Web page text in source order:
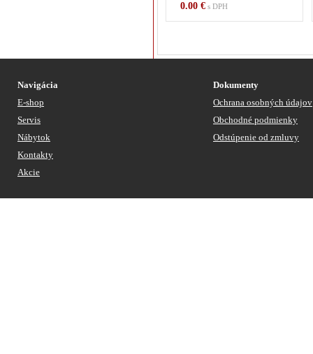
0.00 €s DPH
Navigácia
E-shop
Servis
Nábytok
Kontakty
Akcie
Dokumenty
Ochrana osobných údajov
Obchodné podmienky
Odstúpenie od zmluvy